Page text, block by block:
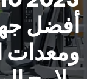
أفضل
ومعدات